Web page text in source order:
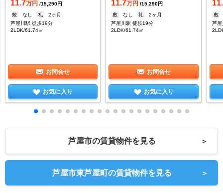
11.7万円 /15,290円
敷
なし 礼
2ヶ月
芦屋川駅 徒歩19分
2LDK/61.74㎡
お問合せ
お気に入り
11.7万円 /15,290円
敷
なし 礼
2ヶ月
芦屋川駅 徒歩19分
2LDK/61.74㎡
お問合せ
お気に入り
敷
芦
芦屋市の賃貸物件を見る ＞
芦屋市東芦屋町の賃貸物件を見る ＞